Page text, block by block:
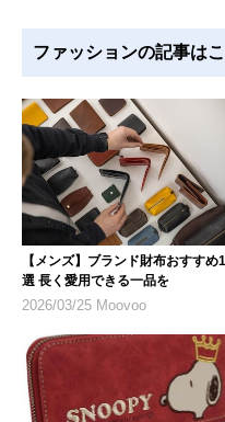
ファッションの記事は
【メンズ】ブランド財布おすすめ
選 長く愛用できる一品を
2026/03/25 Moovoo